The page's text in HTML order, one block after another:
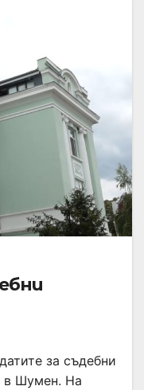
за съдебни
в Шумен. На